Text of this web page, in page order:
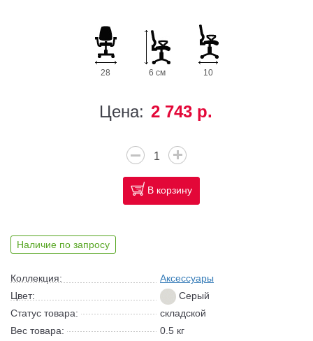
28 6 см 10
Цена: 2 743 р.
В корзину
Наличие по запросу
Коллекция:
Аксессуары
Цвет:
Серый
Статус товара:
складской
Вес товара:
0.5 кг